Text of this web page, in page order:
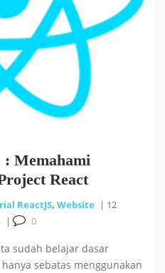
: Memahami
React
ReactJS, Website | 12
| 0
sudah belajar dasar
sebatas menggunakan